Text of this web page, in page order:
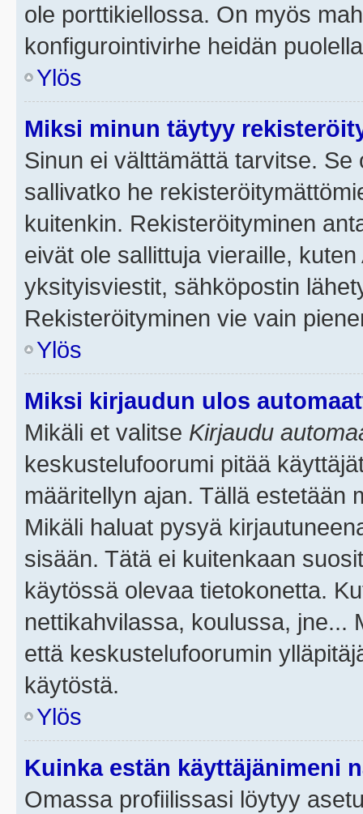
ole porttikiellossa. On myös
konfigurointivirhe heidän
Ylös
Miksi minun täytyy
Sinun ei välttämättä tarvitse.
sallivatko he
kuitenkin. Rekisteröityminen
eivät ole sallittuja vieraille,
yksityisviestit, sähköpostin
Rekisteröityminen vie vain
Ylös
Miksi kirjaudun ulos
Mikäli et valitse Kirjaudu
keskustelufoorumi pitää
määritellyn ajan. Tällä estetään
Mikäli haluat pysyä
sisään. Tätä ei kuitenkaan
käytössä olevaa tietokonetta.
nettikahvilassa, koulussa, jne...
että keskustelufoorumin
käytöstä.
Ylös
Kuinka estän käyttäjänimeni
Omassa profiilissasi löytyy